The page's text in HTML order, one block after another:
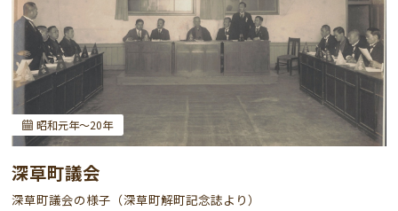
昭和元年～20年
深草町議会
深草町議会の様子（深草町解町記念誌より）